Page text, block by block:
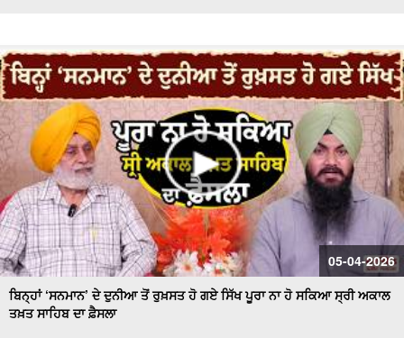
05-04-2026
ਬਿਨ੍ਹਾਂ ‘ਸਨਮਾਨ’ ਦੇ ਦੁਨੀਆ ਤੋਂ ਰੁਖ਼ਸਤ ਹੋ ਗਏ ਸਿੱਖ ਪੂਰਾ ਨਾ ਹੋ ਸਕਿਆ ਸ੍ਰੀ ਅਕਾਲ
ਤਖ਼ਤ ਸਾਹਿਬ ਦਾ ਫ਼ੈਸਲਾ